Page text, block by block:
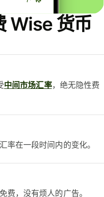
Wise 货币
中间市场汇率，绝无隐性费
率在一段时间内的变化。
费，没有烦人的广告。